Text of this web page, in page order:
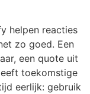
helpen reacties
zo goed. Een
een quote uit
toekomstige
eerlijk: gebruik